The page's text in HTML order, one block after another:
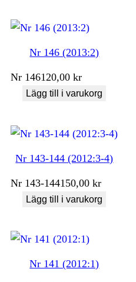
Nr 146 (2013:2)
Nr 146120,00kr
Lägg till i varukorg
Nr 143-144 (2012:3-4)
Nr 143-144150,00kr
Lägg till i varukorg
Nr 141 (2012:1)